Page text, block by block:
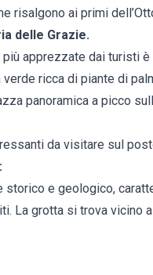
risalgono ai primi
delle Grazie.
apprezzate dai turisti
verde ricca di piante di
panoramica a picco
da visitare sul
storico e geologico,
La grotta si trova vicino